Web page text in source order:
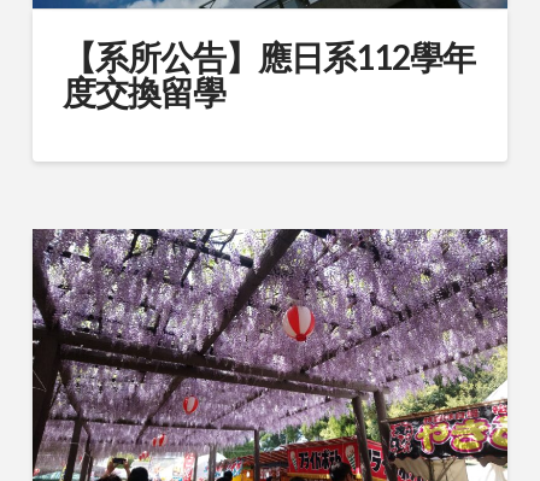
【系所公告】應日系112學年
度交換留學